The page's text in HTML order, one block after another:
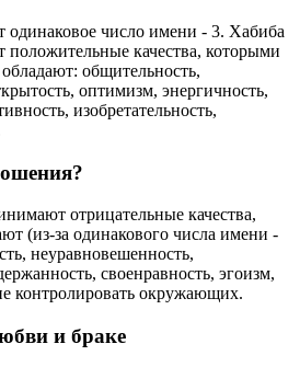
число имени - 3. Хабиба
качества, которыми
общительность,
оптимизм, энергичность,
изобретательность,
отрицательные качества,
(из-за одинакового числа имени -
неуравновешенность,
своенравность, эгоизм,
контролировать окружающих.
и браке